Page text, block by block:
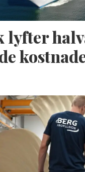
lyfter